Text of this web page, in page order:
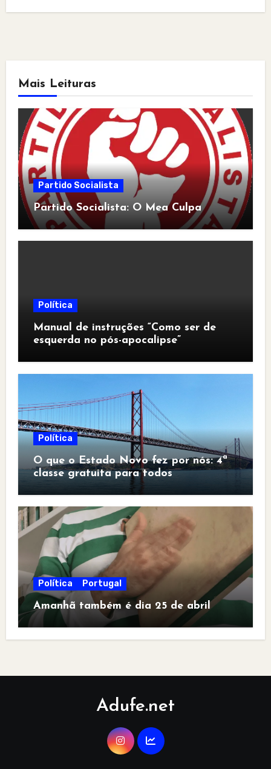
Mais Leituras
Partido Socialista
Partido Socialista: O Mea Culpa
Política
Manual de instruções “Como ser de
esquerda no pós-apocalipse”
Política
O que o Estado Novo fez por nós: 4ª
classe gratuita para todos
Política Portugal
Amanhã também é dia 25 de abril
Adufe.net